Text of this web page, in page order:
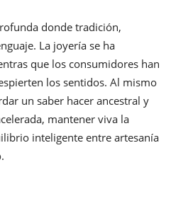
donde tradición,
La joyería se ha
que los consumidores han
los sentidos. Al mismo
un saber hacer ancestral y
mantener viva la
inteligente entre artesanía